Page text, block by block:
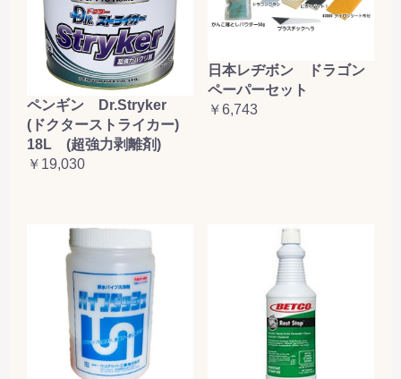
ペンギン Dr.Stryker
(ドクターストライカー)
18L (超強力剥離剤)
￥19,030
日本レヂボン ドラゴン
ペーパーセット
￥6,743